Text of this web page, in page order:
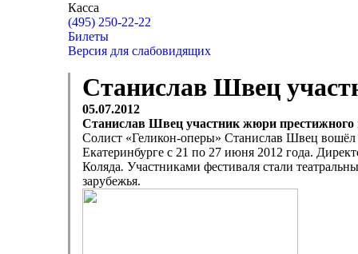
Касса
(495) 250-22-22
Билеты
Версия для слабовидящих
Станислав Швец
05.07.2012
Станислав Швец участник жюри престижного
Солист «Геликон-оперы» Станислав Швец
Екатеринбурге с 21 по 27 июня 2012 года.
Коляда. Участниками фестиваля стали
зарубежья.